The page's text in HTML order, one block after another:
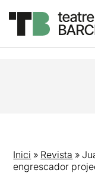
Inici » Revista »
engrescador